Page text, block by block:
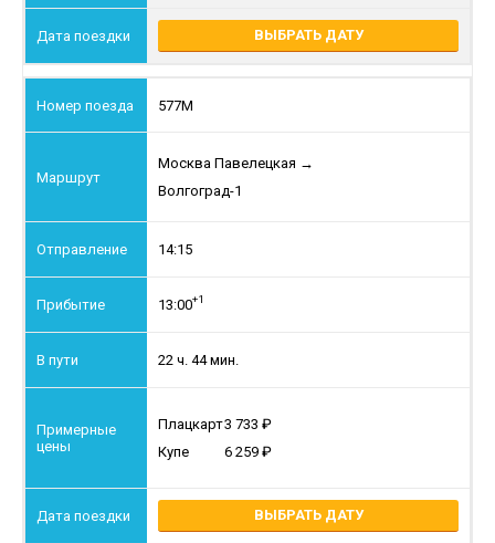
ВЫБРАТЬ ДАТУ
577М
Москва Павелецкая →
Волгоград-1
14:15
13:00+1
22 ч. 44 мин.
Плацкарт3 733
Купе
6 259
ВЫБРАТЬ ДАТУ